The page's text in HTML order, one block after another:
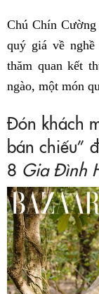
Chú Chín
quý giá về nghề
thăm quan kết
ngào, một món
​​Đón khách
bán chiếu”
8 Gia Đình